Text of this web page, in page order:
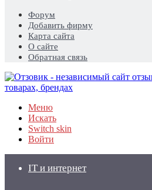
Форум
Добавить фирму
Карта сайта
О сайте
Обратная связь
Меню
Искать
Switch skin
Войти
IT и интернет